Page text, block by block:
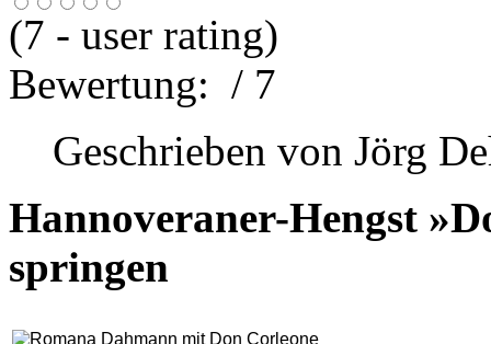
(7 - user rating)
Bewertung: / 7
Geschrieben von Jörg
Hannoveraner-Hengst
springen